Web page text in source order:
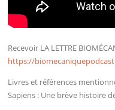
Recevoir LA LETTRE
https://
Livres et références
Sapiens : Une brève histoire